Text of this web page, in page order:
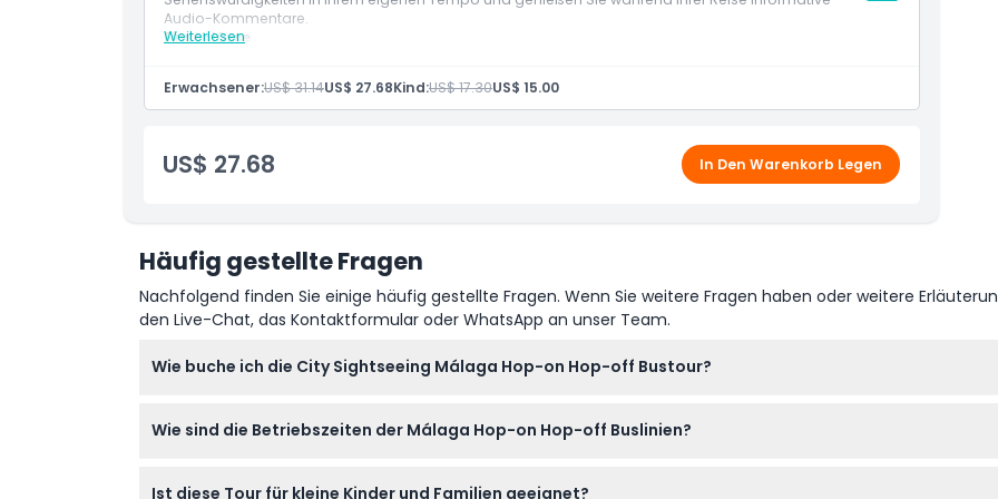
Audio-Kommentare.
Weiterlesen
Einschlüsse
Eintritt in das MIMMA (Interaktives Musikmuseum Málaga)
Erwachsener:US$ 31.14US$ 27.68Kind:US$ 17.30US$ 15.00
US$ 27.68 In Den Warenkorb Legen
Häufig gestellte Fragen
Nachfolgend finden Sie einige häufig gestellte Fragen. Wenn Sie weitere Fragen haben oder weitere
den Live-Chat, das Kontaktformular oder WhatsApp an unser Team.
Wie buche ich die City Sightseeing Málaga Hop-on Hop-off Bustour?
Uhrzeit und sichern Sie sich sofort Ihre Tickets – ohne Stress, ohne Wartezeit.
Wie sind die Betriebszeiten der Málaga Hop-on Hop-off Buslinien?
Ist diese Tour für kleine Kinder und Familien geeignet?